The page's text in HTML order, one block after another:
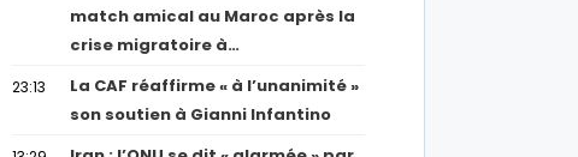
match amical au Maroc après la
crise migratoire à…
23:13
La CAF réaffirme « à l’unanimité »
son soutien à Gianni Infantino